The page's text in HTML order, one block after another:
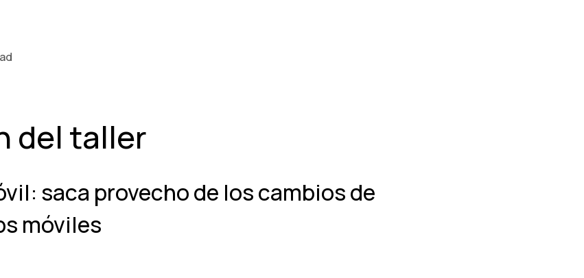
del taller
saca provecho de los cambios de
móviles